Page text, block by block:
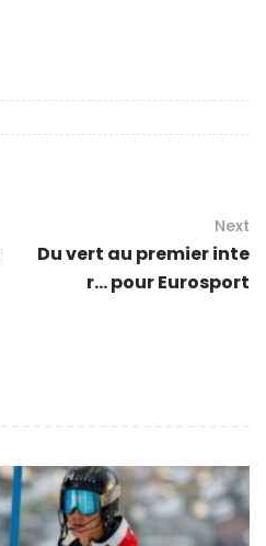
Next
Du vert au premier inte
r… pour Eurosport